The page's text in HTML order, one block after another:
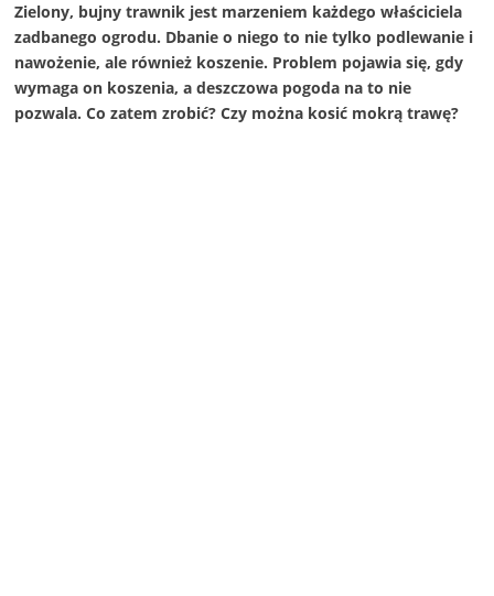
Zielony, bujny trawnik jest marzeniem każdego właściciela
zadbanego ogrodu. Dbanie o niego to nie tylko podlewanie i
nawożenie, ale również koszenie. Problem pojawia się, gdy
wymaga on koszenia, a deszczowa pogoda na to nie
pozwala. Co zatem zrobić? Czy można kosić mokrą trawę?